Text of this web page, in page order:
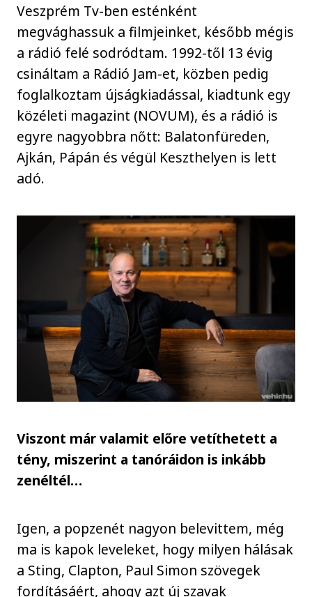
Veszprém Tv-ben esténként
megvághassuk a filmjeinket, később mégis
a rádió felé sodródtam. 1992-től 13 évig
csináltam a Rádió Jam-et, közben pedig
foglalkoztam újságkiadással, kiadtunk egy
közéleti magazint (NOVUM), és a rádió is
egyre nagyobbra nőtt: Balatonfüreden,
Ajkán, Pápán és végül Keszthelyen is lett
adó.
Viszont már valamit előre vetíthetett a
tény, miszerint a tanóráidon is inkább
zenéltél…
Igen, a popzenét nagyon belevittem, még
ma is kapok leveleket, hogy milyen hálásak
a Sting, Clapton, Paul Simon szövegek
fordításáért, ahogy azt új szavak